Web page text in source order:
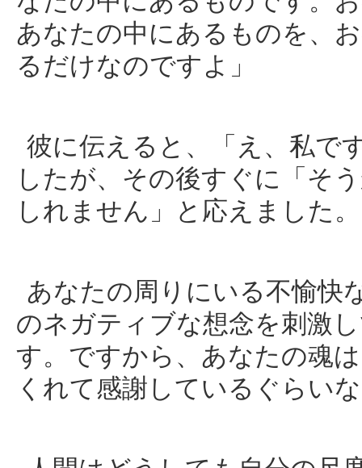
あなたの中にあるものを、
るだけなのですよ」
彼に伝えると、「え、私で
したが、その後すぐに「そ
しれません」と応えました。
あなたの周りにいる不愉快
のネガティブな想念を刺激
す。ですから、あなたの魂
くれて感謝しているぐらい